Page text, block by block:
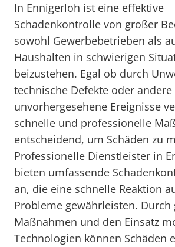
In Ennigerloh ist eine effektive
Schadenkontrolle von großer
sowohl Gewerbebetrieben als
Haushalten in schwierigen
beizustehen. Egal ob durch
technische Defekte oder andere
unvorhergesehene Ereignisse
schnelle und professionelle
entscheidend, um Schäden zu
Professionelle Dienstleister in
bieten umfassende
an, die eine schnelle Reaktion
Probleme gewährleisten. Durch
Maßnahmen und den Einsatz
Technologien können Schäden